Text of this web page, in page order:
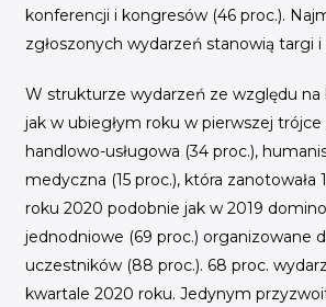
konferencji i kongresów (46 proc.).
zgłoszonych wydarzeń stanowią targi i
W strukturze wydarzeń ze względu na
jak w ubiegłym roku w pierwszej trójce
handlowo-usługowa (34 proc.),
medyczna (15 proc.), która zanotowała
roku 2020 podobnie jak w 2019
jednodniowe (69 proc.) organizowane
uczestników (88 proc.). 68 proc.
kwartale 2020 roku. Jedynym